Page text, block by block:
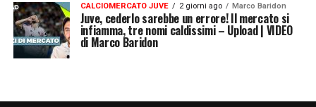
CALCIOMERCATO JUVE 2 giorni ago Marco Baridon
Juve, cederlo sarebbe un errore! Il mercato si
infiamma, tre nomi caldissimi – Upload | VIDEO
di Marco Baridon